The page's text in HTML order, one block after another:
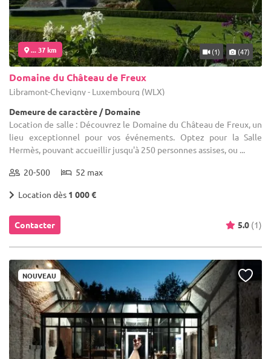
... 37 km (1) (47)
Domaine du Château de Freux
Libramont-Chevigny - Luxembourg (WLX)
Demeure de caractère / Domaine
Location de salle : Découvrez le Domaine du Château de Freux, un
lieu exceptionnel pour vos événements. Optez pour la Salle
Hermès, pouvant accueillir jusqu'à 250 personnes assises, ou ...
20-500 52 max
Location dès 1 000 €
Contacter 5.0 (1)
NOUVEAU